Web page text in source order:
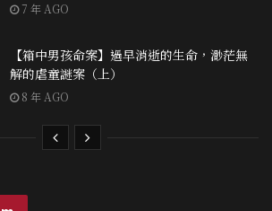
7 年 AGO
【箱中男孩命案】過早消逝的生命，渺茫無
解的虐童謎案（上）
8 年 AGO